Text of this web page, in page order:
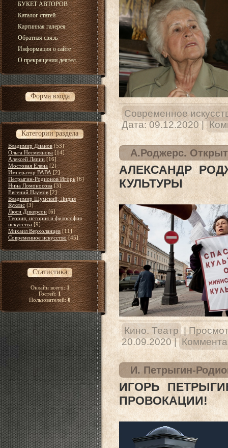
БУКЕТ АВТОРОВ
Каталог статей
Картинная галерея
Обратная связь
Информация о сайте
О прекращении деятел...
Форма входа
Категории раздела
Владимир Дианов [53]
Ольга Несмеянова [14]
Алексей Ляпин [16]
Мостовая Елена [2]
Император ВАВА [2]
Петрыгин-Родионов Игорь [6]
Нина Ломоносова [3]
Евгений Наумов [2]
Владимир Шумский, Лидия
Куклис [3]
Люси Дикерсон [6]
Теория, история и философия
искусства [9]
Михаил Верхоланцев [11]
Современное искусство [45]
Статистика
Онлайн всего:1
Гостей:1
Пользователей:0
Современное
Дата: 09.12.2020 |
А.Роджерс.
АЛЕКСАНДР
КУЛЬТУРЫ
Кино. Театр |
20.09.2020 |
И. Петрыгин-
ИГОРЬ
ПРОВОКАЦИИ!